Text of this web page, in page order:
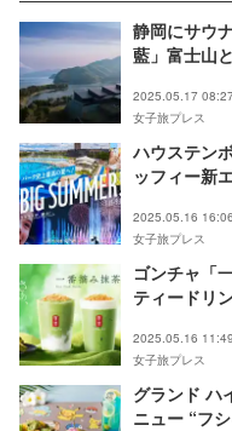
静岡にサウ
藍」富士山
2025.05.17
女子旅プレス
ハウステン
ッフィー新
2025.05.16 16:06
女子旅プレス
ゴンチャ「
ティードリ
2025.05.16 11:49
女子旅プレス
グランド ハ
ニュー “フ